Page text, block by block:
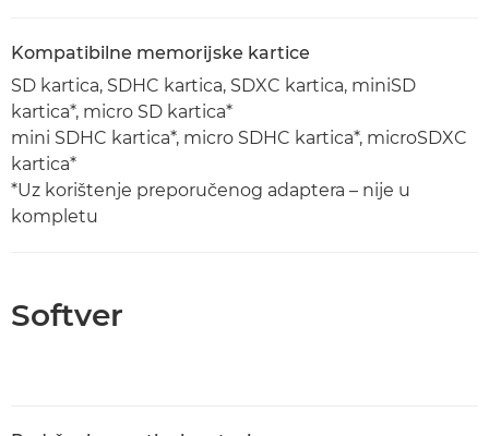
Kompatibilne memorijske kartice
SD kartica, SDHC kartica, SDXC kartica, miniSD
kartica*, micro SD kartica*
mini SDHC kartica*, micro SDHC kartica*, microSDXC
kartica*
*Uz korištenje preporučenog adaptera – nije u
kompletu
Softver